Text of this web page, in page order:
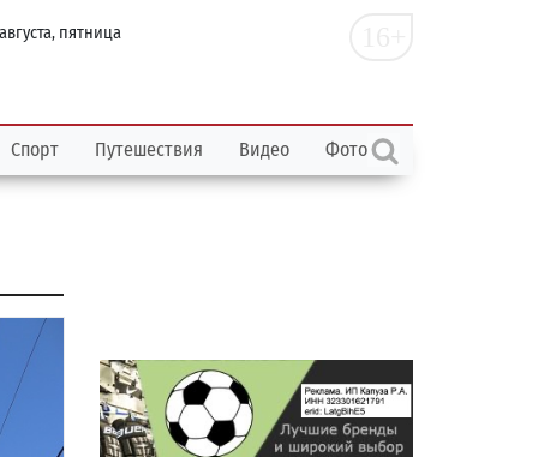
пятница
Спорт Путешествия Видео Фото